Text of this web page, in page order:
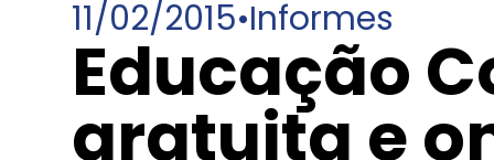
11/02/2015•Informes
Educação
gratuita e